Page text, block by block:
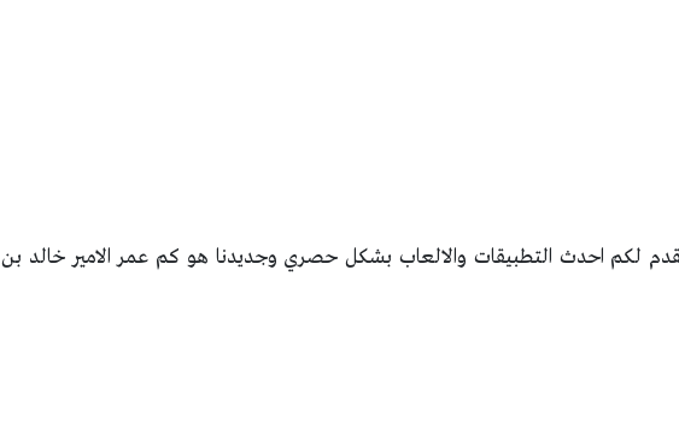
لكم احدث التطبيقات والالعاب بشكل حصري وجديدنا هو كم عمر الامير خالد بن